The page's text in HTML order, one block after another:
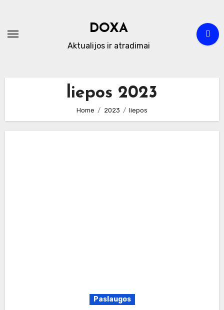
content
DOXA
Aktualijos ir atradimai
liepos 2023
Home 2023 liepos
Paslaugos